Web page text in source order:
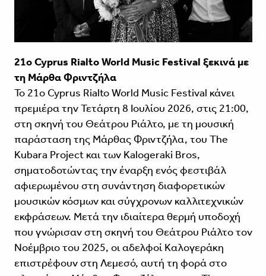
21ο Cyprus Rialto World Music Festival ξεκινά με
τη Μάρθα Φριντζήλα
Το 21ο Cyprus Rialto World Music Festival κάνει
πρεμιέρα την Τετάρτη 8 Ιουλίου 2026, στις 21:00,
στη σκηνή του Θεάτρου Ριάλτο, με τη μουσική
παράσταση της Μάρθας Φριντζήλα, του The
Kubara Project και των Kalogeraki Bros,
σηματοδοτώντας την έναρξη ενός φεστιβάλ
αφιερωμένου στη συνάντηση διαφορετικών
μουσικών κόσμων και σύγχρονων καλλιτεχνικών
εκφράσεων. Μετά την ιδιαίτερα θερμή υποδοχή
που γνώρισαν στη σκηνή του Θεάτρου Ριάλτο τον
Νοέμβριο του 2025, οι αδελφοί Καλογεράκη
επιστρέφουν στη Λεμεσό, αυτή τη φορά στο